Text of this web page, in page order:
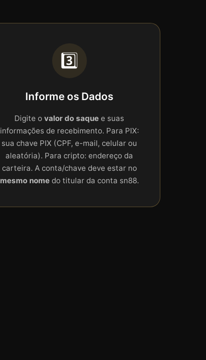
3️⃣
Informe os Dados
Digite ovalor do saque e suas
informações de recebimento. Para PIX:
sua chave PIX (CPF, e-mail, celular ou
aleatória). Para cripto: endereço da
carteira. A conta/chave deve estar no
mesmo nomedo titular da conta sn88.